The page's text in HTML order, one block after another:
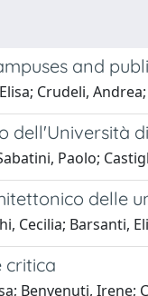
and
Crudeli,
Paolo;
delle
Cecilia; Barsanti,
critica
Benvenuti, Irene;